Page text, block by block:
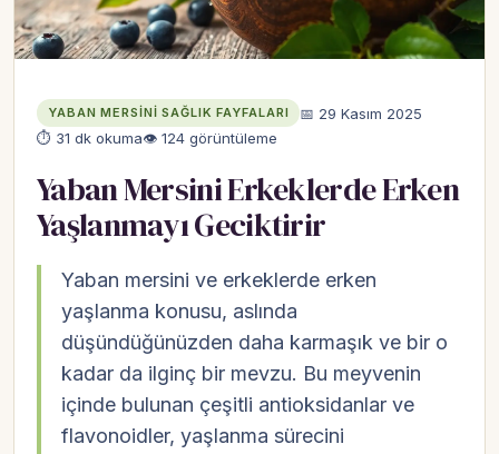
YABAN MERSINI SAĞLIK FAYFALARI
📅 29 Kasım 2025
⏱ 31 dk okuma👁 124 görüntüleme
Yaban Mersini Erkeklerde Erken
Yaşlanmayı Geciktirir
Yaban mersini ve erkeklerde erken
yaşlanma konusu, aslında
düşündüğünüzden daha karmaşık ve bir o
kadar da ilginç bir mevzu. Bu meyvenin
içinde bulunan çeşitli antioksidanlar ve
flavonoidler, yaşlanma sürecini